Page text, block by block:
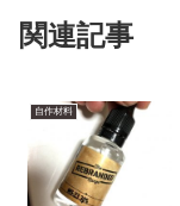
関連記事
自作材料